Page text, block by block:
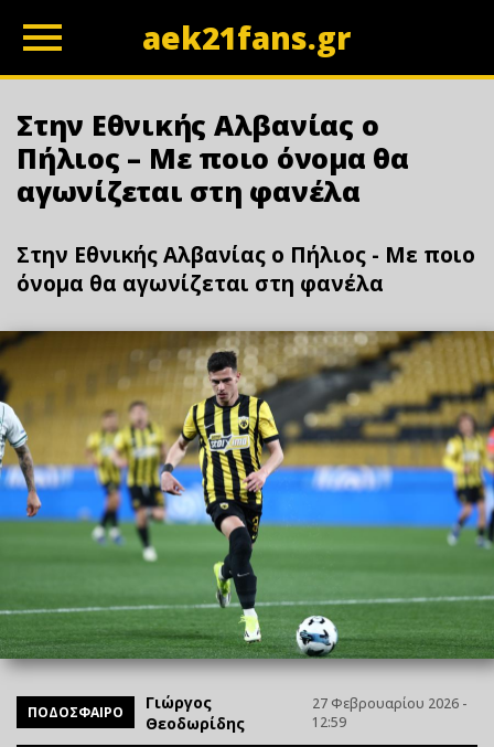
aek21fans.gr
Στην Εθνικής Αλβανίας ο
Πήλιος – Με ποιο όνομα θα
αγωνίζεται στη φανέλα
Στην Εθνικής Αλβανίας ο Πήλιος - Με ποιο
όνομα θα αγωνίζεται στη φανέλα
ΠΟΔΟΣΦΑΙΡΟ
Γιώργος
Θεοδωρίδης
27 Φεβρουαρίου 2026 -
12:59